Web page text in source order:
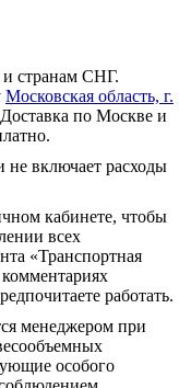
и странам СНГ.
Московская область, г.
по Москве и
не включает расходы
кабинете, чтобы
всех
«Транспортная
работать.
менеджером при
особого